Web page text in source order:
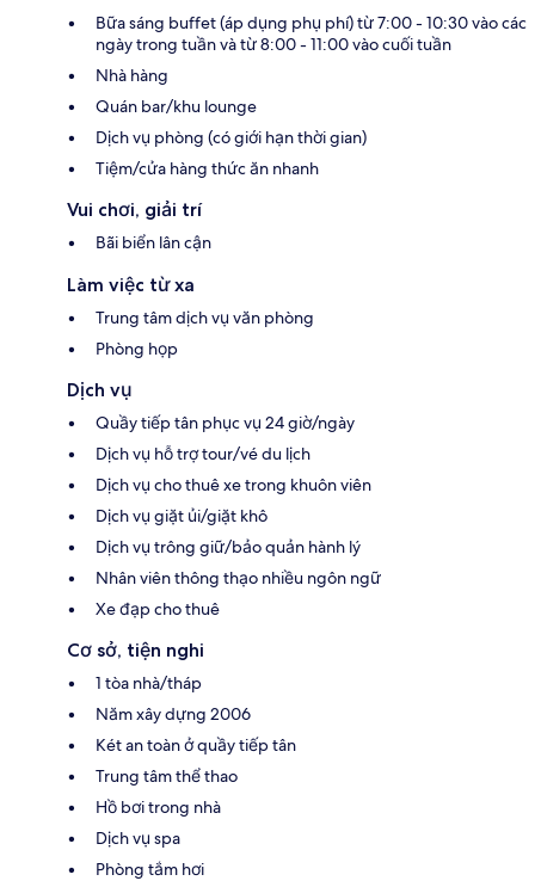
Bữa sáng buffet (áp dụng phụ phí) từ 7:00 - 10:30 vào các
ngày trong tuần và từ 8:00 - 11:00 vào cuối tuần
Nhà hàng
Quán bar/khu lounge
Dịch vụ phòng (có giới hạn thời gian)
Tiệm/cửa hàng thức ăn nhanh
Vui chơi, giải trí
Bãi biển lân cận
Làm việc từ xa
Trung tâm dịch vụ văn phòng
Phòng họp
Dịch vụ
Quầy tiếp tân phục vụ 24 giờ/ngày
Dịch vụ hỗ trợ tour/vé du lịch
Dịch vụ cho thuê xe trong khuôn viên
Dịch vụ giặt ủi/giặt khô
Dịch vụ trông giữ/bảo quản hành lý
Nhân viên thông thạo nhiều ngôn ngữ
Xe đạp cho thuê
Cơ sở, tiện nghi
1 tòa nhà/tháp
Năm xây dựng 2006
Két an toàn ở quầy tiếp tân
Trung tâm thể thao
Hồ bơi trong nhà
Dịch vụ spa
Phòng tắm hơi